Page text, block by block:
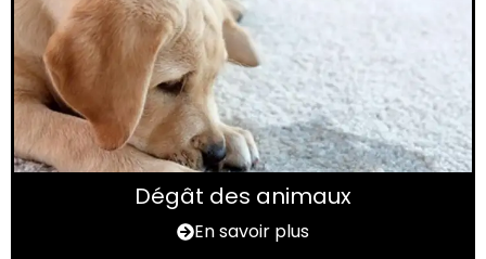
Dégât des animaux
En savoir plus